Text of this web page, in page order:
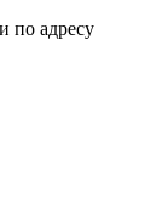
по адресу